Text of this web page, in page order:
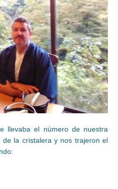
llevaba el número de nuestra
la cristalera y nos trajeron el